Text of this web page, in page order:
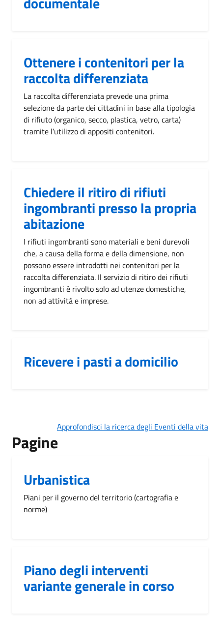
Ottenere i contenitori per la
raccolta differenziata
La raccolta differenziata prevede una prima
selezione da parte dei cittadini in base alla tipologia
di rifiuto (organico, secco, plastica, vetro, carta)
tramite l’utilizzo di appositi contenitori.
Chiedere il ritiro di rifiuti
ingombranti presso la propria
abitazione
I rifiuti ingombranti sono materiali e beni durevoli
che, a causa della forma e della dimensione, non
possono essere introdotti nei contenitori per la
raccolta differenziata. Il servizio di ritiro dei rifiuti
ingombranti è rivolto solo ad utenze domestiche,
non ad attività e imprese.
Ricevere i pasti a domicilio
Approfondisci la ricerca degli Eventi della vita
Pagine
Urbanistica
Piani per il governo del territorio (cartografia e
norme)
Piano degli interventi
variante generale in corso